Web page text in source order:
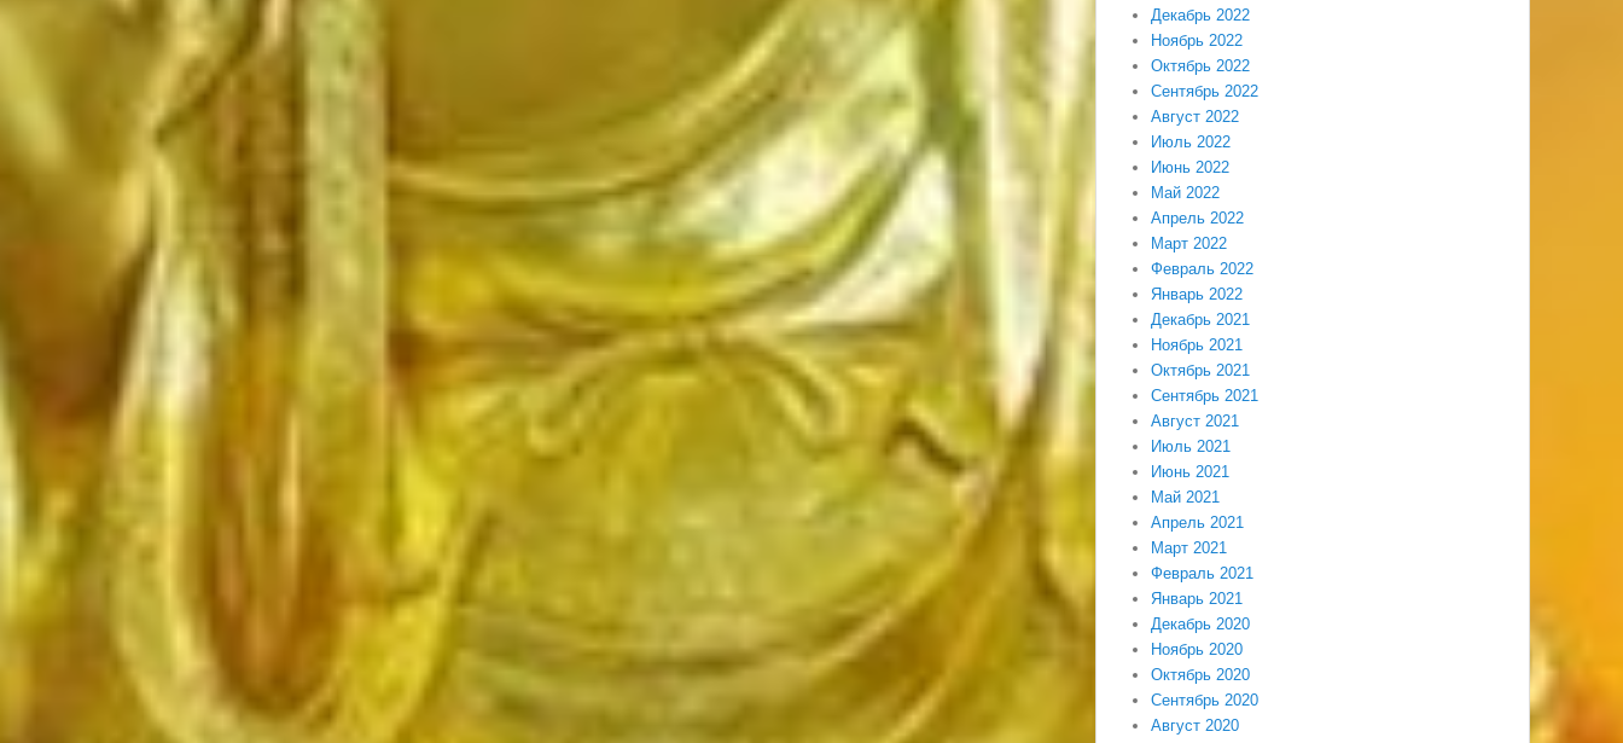
Декабрь 2022
Ноябрь 2022
Октябрь 2022
Сентябрь 2022
Август 2022
Июль 2022
Июнь 2022
Май 2022
Апрель 2022
Март 2022
Февраль 2022
Январь 2022
Декабрь 2021
Ноябрь 2021
Октябрь 2021
Сентябрь 2021
Август 2021
Июль 2021
Июнь 2021
Май 2021
Апрель 2021
Март 2021
Февраль 2021
Январь 2021
Декабрь 2020
Ноябрь 2020
Октябрь 2020
Сентябрь 2020
Август 2020